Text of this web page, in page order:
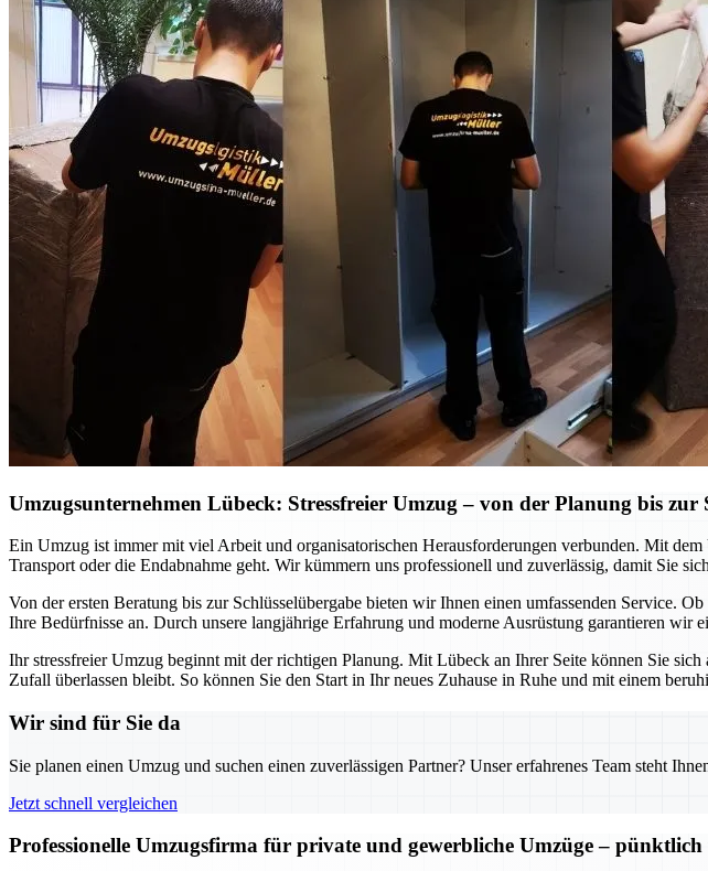
Umzugsunternehmen Lübeck: Stressfreier Umzug – von der Planung bis zur
Ein Umzug ist immer mit viel Arbeit und organisatorischen Herausforderungen verbunden. Mit
Transport oder die Endabnahme geht. Wir kümmern uns professionell und zuverlässig, damit Sie
Von der ersten Beratung bis zur Schlüsselübergabe bieten wir Ihnen einen umfassenden Service.
Ihre Bedürfnisse an. Durch unsere langjährige Erfahrung und moderne Ausrüstung garantieren wir
Ihr stressfreier Umzug beginnt mit der richtigen Planung. Mit Lübeck an Ihrer Seite können Sie
Zufall überlassen bleibt. So können Sie den Start in Ihr neues Zuhause in Ruhe und mit einem
Wir sind für Sie da
Sie planen einen Umzug und suchen einen zuverlässigen Partner? Unser erfahrenes Team steht
Jetzt schnell vergleichen
Professionelle Umzugsfirma für private und gewerbliche Umzüge – pünktlich